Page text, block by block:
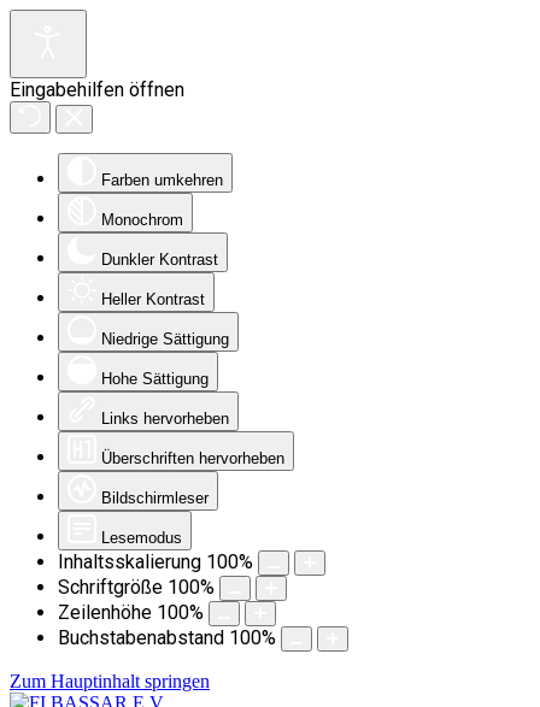
Eingabehilfen öffnen
Farben umkehren
Monochrom
Dunkler Kontrast
Heller Kontrast
Niedrige Sättigung
Hohe Sättigung
Links hervorheben
Überschriften hervorheben
Bildschirmleser
Lesemodus
Inhaltsskalierung 100%
Schriftgröße 100%
Zeilenhöhe 100%
Buchstabenabstand 100%
Zum Hauptinhalt springen